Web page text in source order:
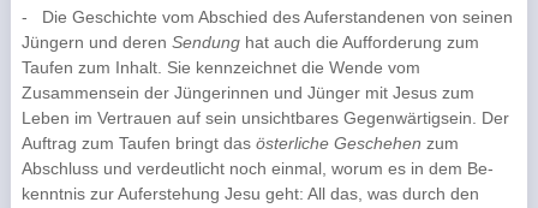
-
Die Geschichte vom Abschied des Auferstandenen von seinen
Jüngern und deren Sendunghat auch die Aufforderung zum
Taufen zum Inhalt. Sie kennzeichnet die Wende vom
Zusammen­sein der Jüngerinnen und Jünger mit Jesus zum
Leben im Vertrauen auf sein unsichtbares Ge­genwärtigsein. Der
Auftrag zum Tau­fen bringt das österliche Geschehen zum
Abschluss und verdeutlicht noch einmal, worum es in dem Be­
kenntnis zur Auferstehung Jesu geht: All das, was durch den